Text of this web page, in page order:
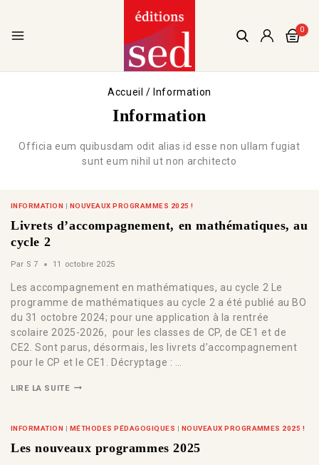
0
Accueil / Information
Information
Officia eum quibusdam odit alias id esse non ullam fugiat
sunt eum nihil ut non architecto
INFORMATION | NOUVEAUX PROGRAMMES 2025 !
Livrets d’accompagnement, en mathématiques, au
cycle 2
Par S 7 11 octobre 2025
Les accompagnement en mathématiques, au cycle 2 Le
programme de mathématiques au cycle 2 a été publié au BO
du 31 octobre 2024; pour une application à la rentrée
scolaire 2025-2026, pour les classes de CP, de CE1 et de
CE2. Sont parus, désormais, les livrets d’accompagnement
pour le CP et le CE1. Décryptage : …
LIRE LA SUITE
INFORMATION | MÉTHODES PÉDAGOGIQUES | NOUVEAUX PROGRAMMES 2025 !
Les nouveaux programmes 2025